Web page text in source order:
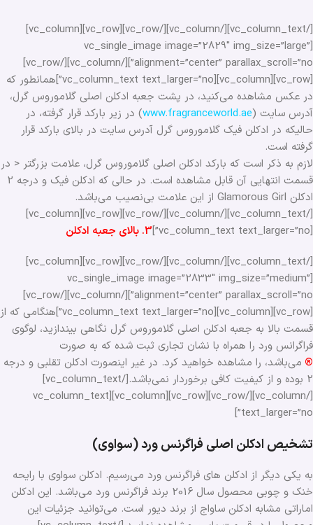
[/vc_column_text][/vc_column][/vc_row][vc_row][vc_column]
[vc_single_image image=”2829″ img_size=”large”
alignment=”center” parallax_scroll=”no”][/vc_column][/vc_row]
[vc_row][vc_column][vc_column_text text_larger=”no”]همانطور که
در عکس مشاهده می‌کنید، در پشت جعبه ادکلن اصلی گلاموروس گرل،
آدرس سایت (www.fragranceworld.ae) در زیر بارکد قرار گرفته، در
حالیکه در ادکلن فیک گلاموروس گرل آدرس سایت در بالای بارکد قرار
گرفته است.
لازم به ذکر است که بارکد ادکلن اصلی گلاموروس گرل، علامت بزرگتر < در
قسمت انتهایی آن قابل مشاهده است. در حالی که ادکلن فیک و درجه 2
ادکلن Glamorous Girl از این علامت بی‌نصیب می‌باشد.
[/vc_column_text][/vc_column][/vc_row][vc_row][vc_column]
[vc_column_text text_larger=”no”]
3. بالای جعبه ادکلن
[/vc_column_text][/vc_column][/vc_row][vc_row][vc_column]
[vc_single_image image=”2833″ img_size=”medium”
alignment=”center” parallax_scroll=”no”][/vc_column][/vc_row]
[vc_row][vc_column][vc_column_text text_larger=”no”]هنگامی که از
قسمت بالا به جعبه ادکلن اصلی گلاموروس گرل نگاهی بیندازید، لوگوی
فراگرانس ورد را همراه با نشان تجاری ثبت شده که به صورت
® می‌باشد، را مشاهده خواهید کرد. در غیر اینصورت ادکلن تقلبی و درجه
2 بوده و از کیفیت کافی برخوردار نمی‌باشد.[/vc_column_text]
[/vc_column][/vc_row][vc_row][vc_column][vc_column_text
text_larger=”no”]
تشخیص ادکلن اصلی فراگرنس ورد (سواوی)
به یکی دیگر از ادکلن های فراگرنس ورد می‌رسیم. ادکلن سواوی با رایحه
خنک و چوبی محصول سال 2016 برند فراگرنس ورد می‌باشد. این ادکلن
اماراتی مشابه ادکلن ساواج از برند دیور است. می‌توانید جزئیات این